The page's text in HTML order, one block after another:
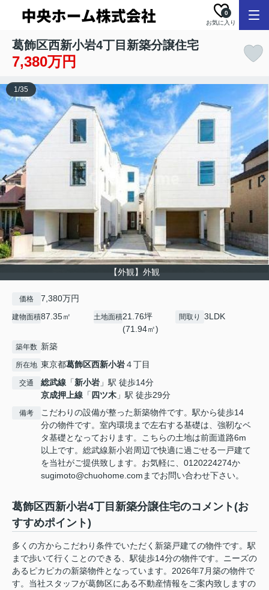
お気に入り
0
葛飾区西新小岩4丁目新築分譲住宅
7,380万円
【外観】外観
1/35
価格 7,380万円
建物面積87.35㎡ 土地面積21.76坪
(71.94㎡)
間取り 3LDK
築年数 新築
所在地 東京都葛飾区西新小岩４丁目
交通 総武線 「新小岩 」駅 徒歩14分
京成押上線 「 四ツ木 」駅 徒歩29分
備考
こだわりの設備が整った新築物件です。駅から徒歩14
分の物件です。室内環境まで左右する基礎は、強靭なベ
タ基礎となっております。こちらの土地は前面道路6m
以上です。総武線新小岩周辺で快適に過ごせる一戸建て
を当社がご提供致します。お気軽に、0120224274か
sugimoto@chuohome.comまでお問い合わせ下さい。
葛飾区西新小岩4丁目新築分譲住宅のコメント(お
すすめポイント)
多くの方からこだわり条件でいただく新築戸建ての物件です。駅
まで歩いて行くことのできる、駅徒歩14分の物件です。ニーズの
あるピカピカの新築物件となっています。2026年7月築の物件で
す。当社スタッフが葛飾区にある不動産情報をご案内致しますの